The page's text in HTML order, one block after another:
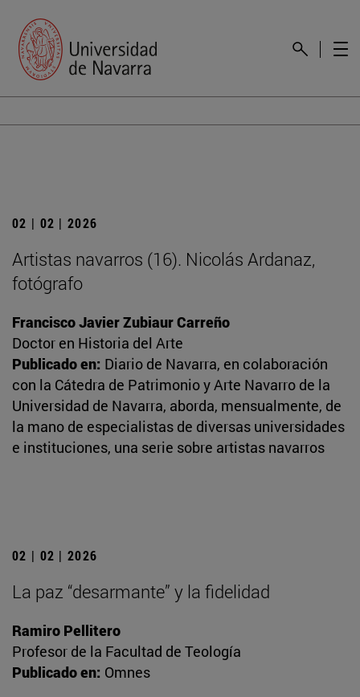
02 | 02 | 2026
Artistas navarros (16). Nicolás Ardanaz,
fotógrafo
Francisco Javier Zubiaur Carreño
Doctor en Historia del Arte
Publicado en: Diario de Navarra, en colaboración
con la Cátedra de Patrimonio y Arte Navarro de la
Universidad de Navarra, aborda, mensualmente, de
la mano de especialistas de diversas universidades
e instituciones, una serie sobre artistas navarros
02 | 02 | 2026
La paz “desarmante” y la fidelidad
Ramiro Pellitero
Profesor de la Facultad de Teología
Publicado en: Omnes